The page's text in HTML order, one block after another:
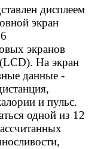
дисплеем
экран
экранов
На экран
данные -
и пульс.
одной из 12